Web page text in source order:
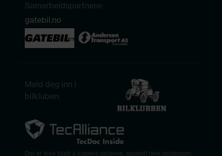
Samarbeidspartnere:
gatebil.no
Meld deg inn i
bilkluben:
Det er ikke tillatt å kopiere dataene, spesielt hele databasen.